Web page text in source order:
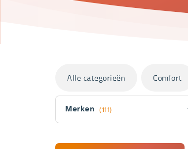
section
Filter
Merken (111)
Alle categorieën Comfort